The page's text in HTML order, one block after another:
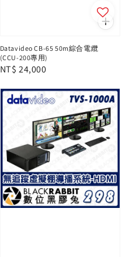
Datavideo CB-65 50m綜合電纜
(CCU-200專用)
Regular
NT$ 24,000